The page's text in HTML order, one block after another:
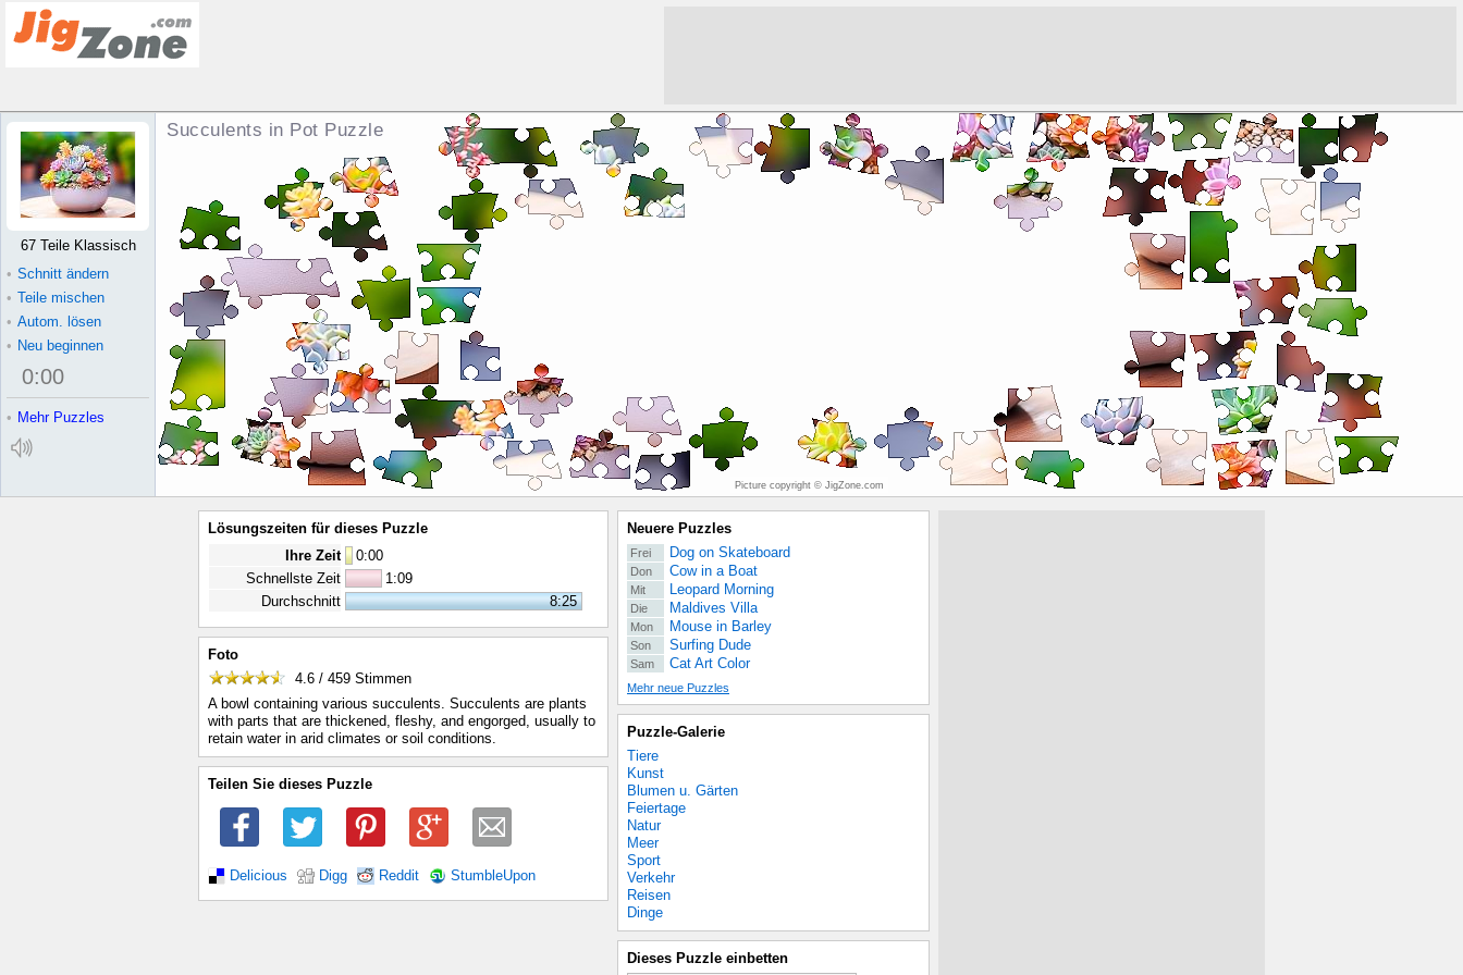
Succulents in Pot Puzzle
Picture copyright © JigZone.com
67 Teile Klassisch
• Schnitt ändern
• Teile mischen
• Autom. lösen
• Neu beginnen
0:00
• Mehr Puzzles
Lösungszeiten für dieses Puzzle
Ihre Zeit
0:00
Schnellste Zeit
1:09
Durchschnitt
8:25
Foto
4.6 / 459 Stimmen
A bowl containing various succulents. Succulents are plants
with parts that are thickened, fleshy, and engorged, usually to
retain water in arid climates or soil conditions.
Teilen Sie dieses Puzzle
Delicious Digg Reddit StumbleUpon
Neuere Puzzles
Frei Dog on Skateboard
Don Cow in a Boat
Mit Leopard Morning
Die Maldives Villa
Mon Mouse in Barley
Son Surfing Dude
Sam Cat Art Color
Mehr neue Puzzles
Puzzle-Galerie
Tiere
Kunst
Blumen u. Gärten
Feiertage
Natur
Meer
Sport
Verkehr
Reisen
Dinge
Dieses Puzzle einbetten